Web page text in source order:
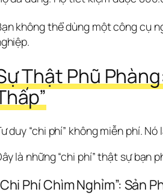
không thể dùng một công cụ
Thật Phũ
duy “chi phí” không miễn phí.
là những “chi phí” thật sự bạn
Phí Chìm Nghỉm”: Sản